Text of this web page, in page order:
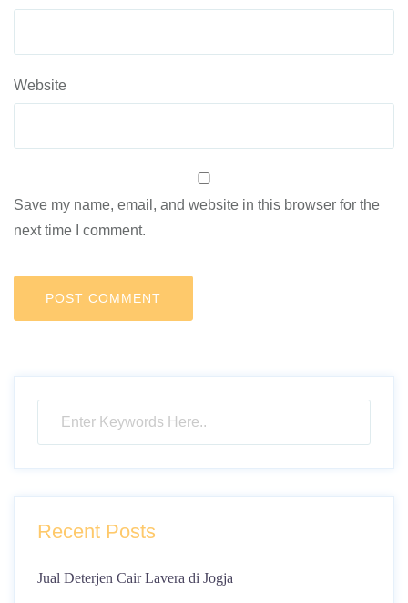
Website
Save my name, email, and website in this browser for the
next time I comment.
Recent Posts
Jual Deterjen Cair Lavera di Jogja